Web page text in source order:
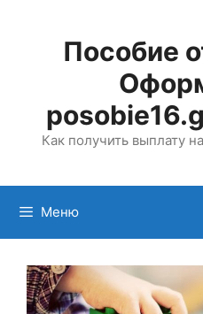
содержимомуПособие
Как получить выплату
Меню